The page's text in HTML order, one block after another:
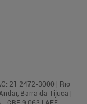
21 2472-3000 | Rio
Barra da Tijuca |